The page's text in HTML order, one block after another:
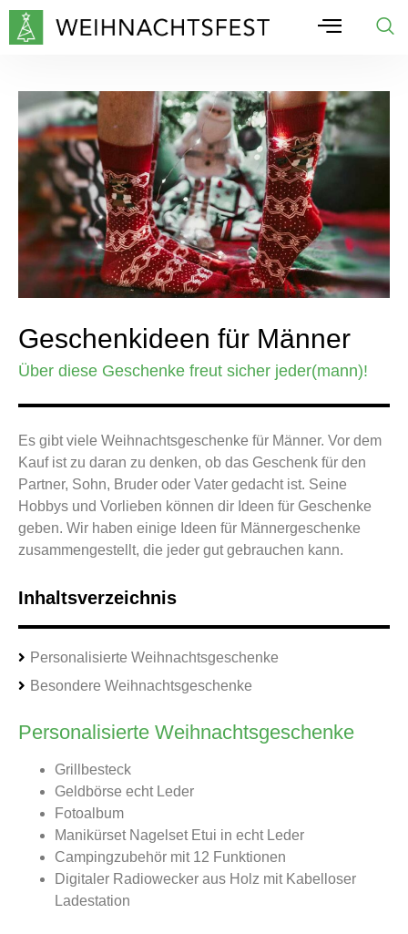
Geschenkideen für Männer
Über diese Geschenke freut sicher jeder(mann)!
Es gibt viele Weihnachtsgeschenke für Männer. Vor dem
Kauf ist zu daran zu denken, ob das Geschenk für den
Partner, Sohn, Bruder oder Vater gedacht ist. Seine
Hobbys und Vorlieben können dir Ideen für Geschenke
geben. Wir haben einige Ideen für Männergeschenke
zusammengestellt, die jeder gut gebrauchen kann.
Inhaltsverzeichnis
Personalisierte Weihnachtsgeschenke
Besondere Weihnachtsgeschenke
Personalisierte Weihnachtsgeschenke
Grillbesteck
Geldbörse echt Leder
Fotoalbum
Manikürset Nagelset Etui in echt Leder
Campingzubehör mit 12 Funktionen
Digitaler Radiowecker aus Holz mit Kabelloser
Ladestation